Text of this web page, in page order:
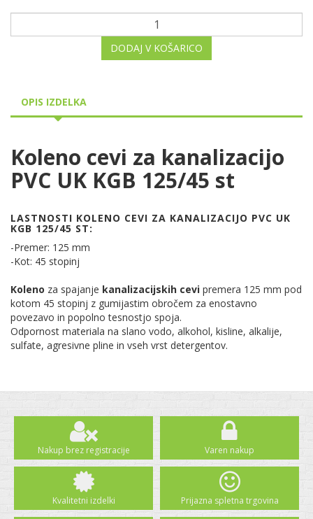
DODAJ V KOŠARICO
OPIS IZDELKA
Koleno cevi za kanalizacijo
PVC UK KGB 125/45 st
LASTNOSTI KOLENO CEVI ZA KANALIZACIJO PVC UK
KGB 125/45 ST:
-Premer: 125 mm
-Kot: 45 stopinj
Koleno za spajanje kanalizacijskih cevi premera 125 mm pod
kotom 45 stopinj z gumijastim obročem za enostavno
povezavo in popolno tesnostjo spoja.
Odpornost materiala na slano vodo, alkohol, kisline, alkalije,
sulfate, agresivne pline in vseh vrst detergentov.
Nakup brez registracije Varen nakup
Kvalitetni izdelki Prijazna spletna trgovina